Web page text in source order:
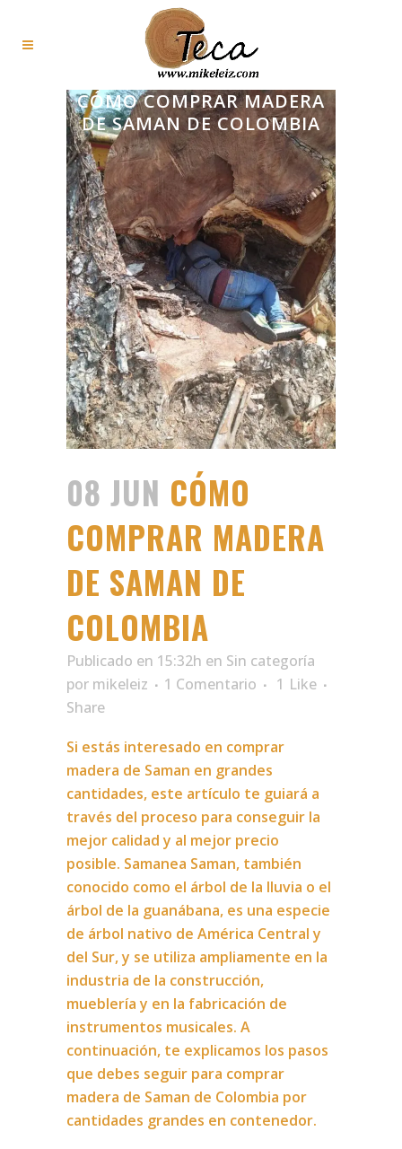
CÓMO COMPRAR MADERA
DE SAMAN DE COLOMBIA
08 JUN CÓMO
COMPRAR MADERA
DE SAMAN DE
COLOMBIA
Publicado en 15:32h en Sin categoría
por mikeleiz 1 Comentario 1 Like
Share
Si estás interesado en comprar
madera de Saman en grandes
cantidades, este artículo te guiará a
través del proceso para conseguir la
mejor calidad y al mejor precio
posible. Samanea Saman, también
conocido como el árbol de la lluvia o el
árbol de la guanábana, es una especie
de árbol nativo de América Central y
del Sur, y se utiliza ampliamente en la
industria de la construcción,
mueblería y en la fabricación de
instrumentos musicales. A
continuación, te explicamos los pasos
que debes seguir para comprar
madera de Saman de Colombia por
cantidades grandes en contenedor.